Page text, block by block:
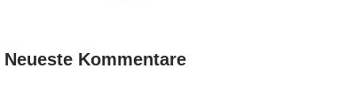
Neueste Kommentare